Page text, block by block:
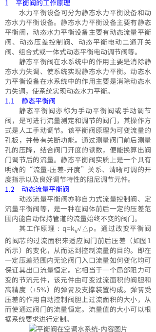
1 平衡阀的工作原理
水力平衡设备可分为静态水力平衡设备和动
态水力平衡设备。静态水力平衡设备主要有静态
平衡阀，动态水力平衡设备主要有动态流量平衡
阀、动态压差控制阀、动态平衡电动二通开关
阀、组合式或一体式动态平衡电动调节阀等。
静态平衡阀在水系统中的作用主要是消除静
态水力失调、使系统实现静态水力平衡。动态水
力平衡设备在水系统中的作用主要是消除动态水
力失调，使系统实现动态水力平衡。
1.1 静态平衡阀
静态平衡阀亦称为手动平衡阀或手动调节
阀，是可进行流量测定和调节的阀门，其操作方
式是人工手动调节。该平衡阀原理为可变流量的
孔板，并带有关断功能。通过测量阀门前后测量
孔的压降，结合阀门开度的读数，便能换算出阀
门调节后的流量。静态平衡阀实质上是一个具有
明确的“流量-压差-开度”关系、清晰可调的开
度指示以及良好调节特性的阻尼调节元件。
1.2 动态流量平衡阀
动态流量平衡阀亦称自力式流量控制阀、定
流量平衡阀等，是一种在阀体前后一定的压差范
围内能自动保持管道的流量始终不变的阀门。
其工作原理：q=kv√△p。通过改变平衡阀
的阀芯的过流面积来适应阀门前后压差（如图1
所示）的变化，从而达到控制流量的目的。即在
一定压差范围内无论阀门入口流量如何变化均可
保证其出口流量恒定。它相当于一个局部阻力可
变的节流元件，该元件由可变过流面积的阀胆和
高精度（±5%）的弹簧及支撑装置构成。弹簧受
压差的作用自动控制阀胆上过流面积的大小，从
而使通过阀门的流量恒定。流量值的大小可以根
据系统要求进行定制。